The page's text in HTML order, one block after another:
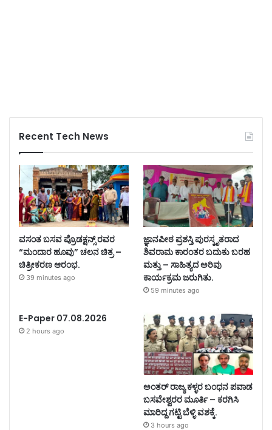
Recent Tech News
ವಸಂತ ಬಸವ ಪ್ರೊಡಕ್ಷನ್ಸ್ ರವರ
“ಮಂದಾರ ಹೂವು” ಚಲನ ಚಿತ್ರ –
ಚಿತ್ರೀಕರಣ ಆರಂಭ.
39 minutes ago
ಜ್ಞಾನಪೀಠ ಪ್ರಶಸ್ತಿ ಪುರಸ್ಕೃತರಾದ
ಶಿವರಾಮ ಕಾರಂತರ ಬದುಕು ಬರಹ
ಮತ್ತು – ಸಾಹಿತ್ಯದ ಅರಿವು
ಕಾರ್ಯಕ್ರಮ ಜರುಗಿತು.
59 minutes ago
E-Paper 07.08.2026
2 hours ago
ಅಂತರ್ ರಾಜ್ಯ ಕಳ್ಳರ ಬಂಧನ ಪವಾಡ
ಬಸವೇಶ್ವರರ ಮೂರ್ತಿ – ಕರಗಿಸಿ
ಮಾರಿದ್ದ ಗಟ್ಟಿ ಬೆಳ್ಳಿ ವಶಕ್ಕೆ.
3 hours ago